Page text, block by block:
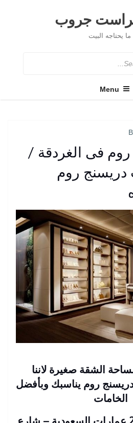
جروب
يحتاجه البيت
Menu
فى الغردقة /
دريسنج روم
الشقة صغيرة لاننا
روم يناسبك وبأفضل
الخامات